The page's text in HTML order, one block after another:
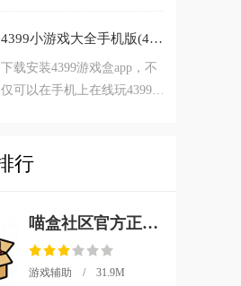
游戏盒子，不仅可以玩热门的
安卓手游，还有各类h5云电脑
游戏以及街机游戏资源，点击
的朋友欢迎下载体验。
4399小游戏大全手机版(4399游戏盒)v9.0.0.38 安卓版
下载安装4399游戏盒app，不
仅可以在手机上在线玩4399小
压、装扮、割草等多种分类小
体验，赶紧来玩吧。
行
喵盒社区官方正版下载v2.1.0 安卓版
游戏辅助 / 31.9M